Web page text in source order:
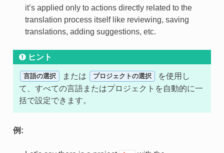
it’s applied only to actions directly related to the
translation process itself like reviewing, saving
translations, adding suggestions, etc.
ヒント
言語の選択 または プロジェクトの選択
を使用し
て、すべての言語またはプロジェクトを自動的に一
括で設定できます。
例: